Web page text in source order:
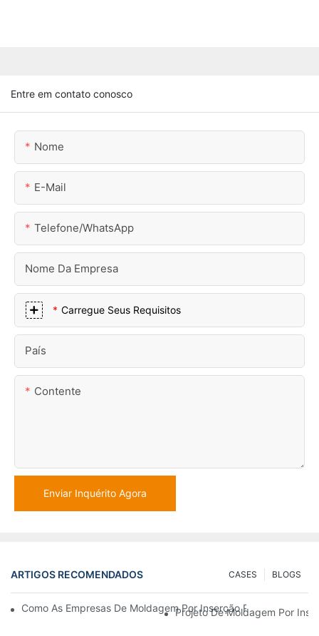
Entre em contato conosco
Nome
E-Mail
Telefone/WhatsApp
Nome Da Empresa
Carregue Seus Requisitos
País
Contente
Enviar Inquérito Agora
ARTIGOS RECOMENDADOS BLOGS
CASES
Como As Empresas De Moldagem Por Inserção Podem Lidar
Projeto De Moldagem Por